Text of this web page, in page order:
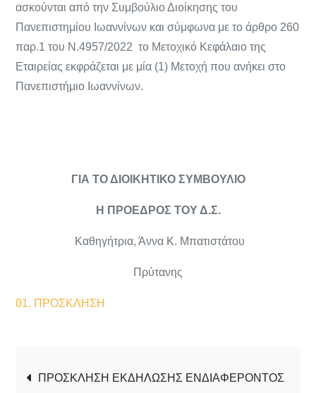
ασκούνται από την Συμβούλιο Διοίκησης του
Πανεπιστημίου Ιωαννίνων και σύμφωνα με το άρθρο 260
παρ.1 του Ν.4957/2022 το Μετοχικό Κεφάλαιο της
Εταιρείας εκφράζεται με μία (1) Μετοχή που ανήκει στο
Πανεπιστήμιο Ιωαννίνων.
ΓΙΑ ΤΟ ΔΙΟΙΚΗΤΙΚΟ ΣΥΜΒΟΥΛΙΟ
Η ΠΡΟΕΔΡΟΣ ΤΟΥ Δ.Σ.
Καθηγήτρια, Άννα Κ. Μπατιστάτου
Πρύτανης
01. ΠΡΟΣΚΛΗΣΗ
ΠΡΟΣΚΛΗΣΗ ΕΚΔΗΛΩΣΗΣ ΕΝΔΙΑΦΕΡΟΝΤΟΣ